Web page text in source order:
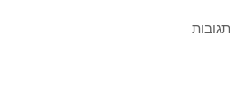
תגובות